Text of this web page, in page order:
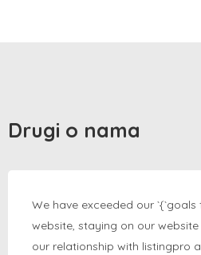
Drugi o nama
We have exceeded our
website, staying on our
our relationship with listingpro